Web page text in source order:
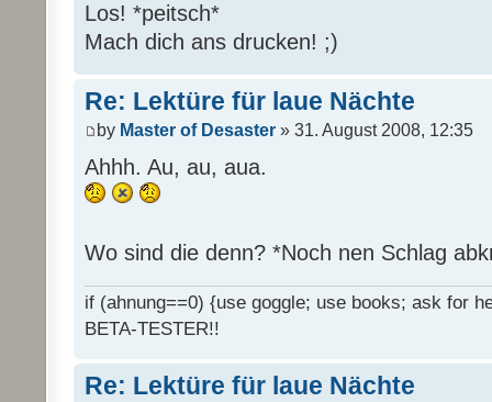
Los! *peitsch*
Mach dich ans drucken! ;)
Re: Lektüre für laue Nächte
by Master of Desaster » 31. August 2008, 12:35
Ahhh. Au, au, aua.
Wo sind die denn? *Noch nen Schlag
if (ahnung==0) {use goggle; use books; ask for
BETA-TESTER!!
Re: Lektüre für laue Nächte